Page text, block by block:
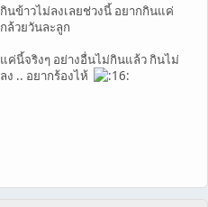
กินข้าวไม่ลงเลยช่วงนี้ อยากกินแค่
กล้วยวันละลูก
แค่นี้จริงๆ อย่างอื่นไม่กินแล้ว กินไม่
ลง .. อยากร้องไห้